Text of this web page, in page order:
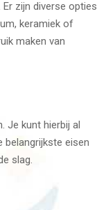
zijn diverse opties
keramiek of
maken van
Je kunt hierbij al
belangrijkste eisen
slag.